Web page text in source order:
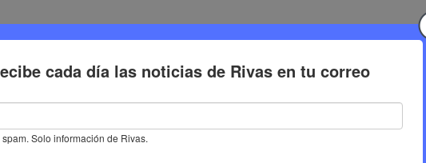
Deporte Cultura Trabajo